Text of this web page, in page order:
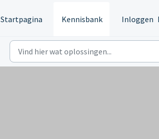
Startpagina Kennisbank Inloggen